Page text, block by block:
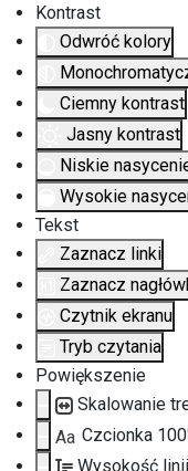
Kontrast
Odwróć kolory
Ciemny kontrast
Jasny kontrast
Niskie
Wysokie
Tekst
Zaznacz linki
Zaznacz
Czytnik ekranu
Tryb czytania
Powiększenie
Skalowanie
Aa Czcionka 100
Wysokość linii